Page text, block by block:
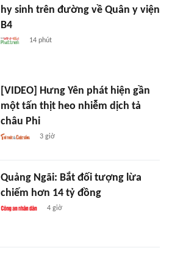
hy sinh trên đường về Quân y viện
B4
14 phút
[VIDEO] Hưng Yên phát hiện gần
một tấn thịt heo nhiễm dịch tả
châu Phi
3 giờ
Quảng Ngãi: Bắt đối tượng lừa
chiếm hơn 14 tỷ đồng
4 giờ